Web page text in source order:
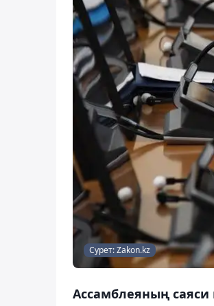
Сурет: Zakon.kz
Ассамблеяның